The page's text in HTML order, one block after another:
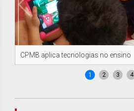
CPMB aplica tecnologias no ensino
1 2 3 4